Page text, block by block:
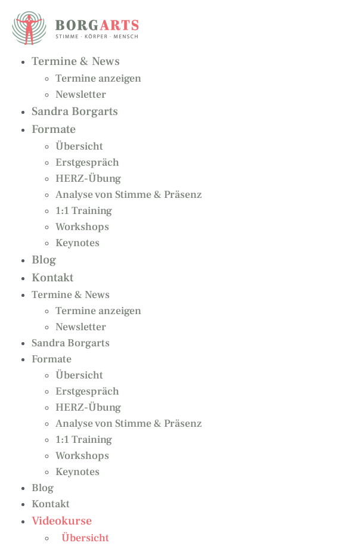
Inhalt
springen
Termine & News
Termine anzeigen
Newsletter
Sandra Borgarts
Formate
Übersicht
Erstgespräch
HERZ-Übung
Analyse von Stimme & Präsenz
1:1 Training
Workshops
Keynotes
Blog
Kontakt
Termine & News
Termine anzeigen
Newsletter
Sandra Borgarts
Formate
Übersicht
Erstgespräch
HERZ-Übung
Analyse von Stimme & Präsenz
1:1 Training
Workshops
Keynotes
Blog
Kontakt
Videokurse
Übersicht